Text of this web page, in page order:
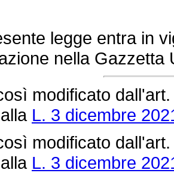
legge entra in
nella Gazzetta
modificato
L. 3 dicembre
modificato
L. 3 dicembre